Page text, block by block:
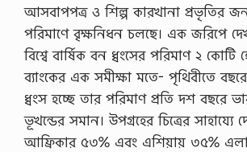
আসবাপপত্র ও শিল্প কারখানা প্রভৃতির
পরিমাণে বৃক্ষনিধন চলছে। এক জরিপে
বিশ্বে বার্ষিক বন ধ্বংসের পরিমাণ ২ কোটি
ব্যাংকের এক সমীক্ষা মতে- পৃথিবীতে
ধ্বংস হচ্ছে তার পরিমাণ প্রতি দশ বছরে
ভূখন্ডের সমান। উপগ্রহের চিত্রের সাহায্যে
আফ্রিকার ৫৩% এবং এশিয়ায় ৩৫%